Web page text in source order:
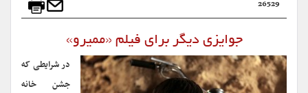
26529
جوایزی دیگر برای فیلم «ممیرو»
در شرایطی که
جشن خانه